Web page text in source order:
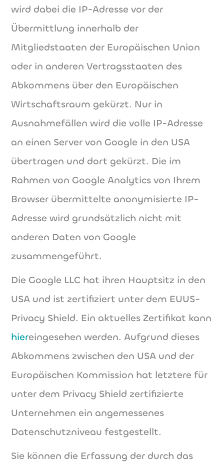
wird dabei die IP-Adresse vor der
Übermittlung innerhalb der
Mitgliedstaaten der Europäischen Union
oder in anderen Vertragsstaaten des
Abkommens über den Europäischen
Wirtschaftsraum gekürzt. Nur in
Ausnahmefällen wird die volle IP-Adresse
an einen Server von Google in den USA
übertragen und dort gekürzt. Die im
Rahmen von Google Analytics von Ihrem
Browser übermittelte anonymisierte IP-
Adresse wird grundsätzlich nicht mit
anderen Daten von Google
zusammengeführt.
Die Google LLC hat ihren Hauptsitz in den
USA und ist zertifiziert unter dem EUUS-
Privacy Shield. Ein aktuelles Zertifikat kann
hiereingesehen werden. Aufgrund dieses
Abkommens zwischen den USA und der
Europäischen Kommission hat letztere für
unter dem Privacy Shield zertifizierte
Unternehmen ein angemessenes
Datenschutzniveau festgestellt.
Sie können die Erfassung der durch das